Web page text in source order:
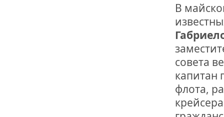
В
совета
капитан
флота,